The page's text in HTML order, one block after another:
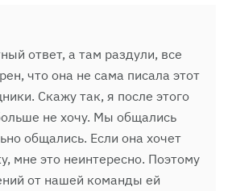
ответ, а там раздули, все
что она не сама писала этот
Скажу так, я после этого
не хочу. Мы общались
общались. Если она хочет
мне это неинтересно. Поэтому
от нашей команды ей